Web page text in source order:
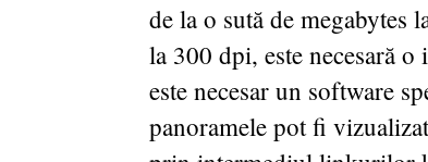
de la o sută de megabytes
la 300 dpi, este necesară
este necesar un software
panoramele pot fi